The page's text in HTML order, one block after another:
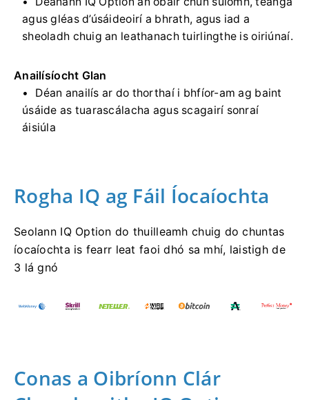
agus gléas d’úsáideoirí a bhrath, agus iad a
sheoladh chuig an leathanach tuirlingthe is oiriúnaí.
Anailísíocht Glan
Déan anailís ar do thorthaí i bhfíor-am ag baint
úsáide as tuarascálacha agus scagairí sonraí
áisiúla
Rogha IQ ag Fáil Íocaíochta
Seolann IQ Option do thuilleamh chuig do chuntas
íocaíochta is fearr leat faoi dhó sa mhí, laistigh de
3 lá gnó
Conas a Oibríonn Clár